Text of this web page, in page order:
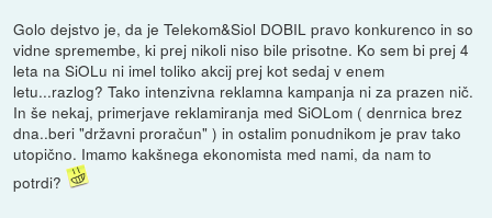
Golo dejstvo je, da je Telekom&Siol DOBIL pravo konkurenco in so
vidne spremembe, ki prej nikoli niso bile prisotne. Ko sem bi prej 4
leta na SiOLu ni imel toliko akcij prej kot sedaj v enem
letu...razlog? Tako intenzivna reklamna kampanja ni za prazen nič.
In še nekaj, primerjave reklamiranja med SiOLom ( denrnica brez
dna..beri "državni proračun" ) in ostalim ponudnikom je prav tako
utopično. Imamo kakšnega ekonomista med nami, da nam to
potrdi?